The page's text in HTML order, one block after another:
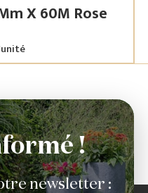
Fil Bonzai 500Gr 2Mm X 60M Rose
!
newsletter :